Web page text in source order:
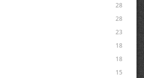
28
28
23
18
18
15